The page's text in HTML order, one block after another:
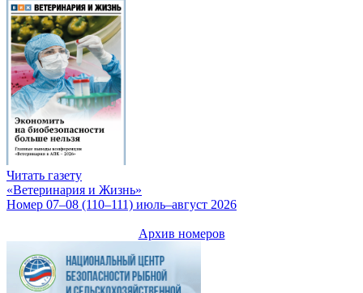
Читать газету
«Ветеринария и Жизнь»
Номер 07–08 (110–111) июль–август 2026
Архив номеров